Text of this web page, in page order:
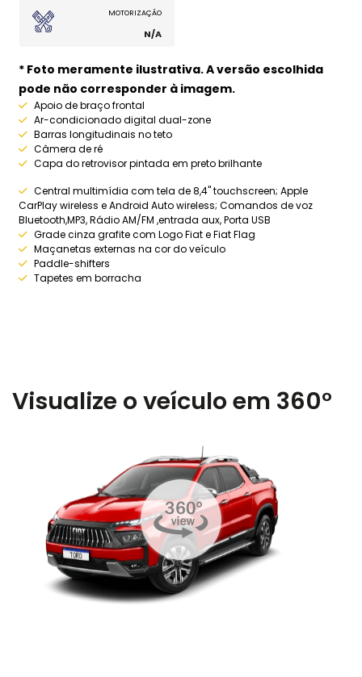
MOTORIZAÇÃO
N/A
* Foto meramente ilustrativa. A versão escolhida
pode não corresponder à imagem.
Apoio de braço frontal
Ar-condicionado digital dual-zone
Barras longitudinais no teto
Câmera de ré
Capa do retrovisor pintada em preto brilhante
Central multimídia com tela de 8,4" touchscreen; Apple
CarPlay wireless e Android Auto wireless; Comandos de voz
Bluetooth,MP3, Rádio AM/FM ,entrada aux, Porta USB
Grade cinza grafite com Logo Fiat e Fiat Flag
Maçanetas externas na cor do veículo
Paddle-shifters
Tapetes em borracha
Visualize o veículo em 360°